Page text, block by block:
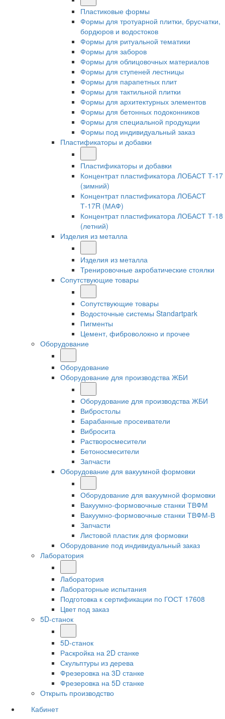
Пластиковые формы
Формы для тротуарной плитки, брусчатки,
бордюров и водостоков
Формы для ритуальной тематики
Формы для заборов
Формы для облицовочных материалов
Формы для ступеней лестницы
Формы для парапетных плит
Формы для тактильной плитки
Формы для архитектурных элементов
Формы для бетонных подоконников
Формы для специальной продукции
Формы под индивидуальный заказ
Пластификаторы и добавки
Пластификаторы и добавки
Концентрат пластификатора ЛОБАСТ Т-17
(зимний)
Концентрат пластификатора ЛОБАСТ
Т-17R (МАФ)
Концентрат пластификатора ЛОБАСТ Т-18
(летний)
Изделия из металла
Изделия из металла
Тренировочные акробатические стоялки
Сопутствующие товары
Сопутствующие товары
Водосточные системы Standartpark
Пигменты
Цемент, фиброволокно и прочее
Оборудование
Оборудование
Оборудование для производства ЖБИ
Оборудование для производства ЖБИ
Вибростолы
Барабанные просеиватели
Вибросита
Растворосмесители
Бетоносмесители
Запчасти
Оборудование для вакуумной формовки
Оборудование для вакуумной формовки
Вакуумно-формовочные станки ТВФМ
Вакуумно-формовочные станки ТВФМ-В
Запчасти
Листовой пластик для формовки
Оборудование под индивидуальный заказ
Лаборатория
Лаборатория
Лабораторные испытания
Подготовка к сертификации по ГОСТ 17608
Цвет под заказ
5D-станок
5D-станок
Раскройка на 2D станке
Скульптуры из дерева
Фрезеровка на 3D станке
Фрезеровка на 5D станке
Открыть производство
Кабинет